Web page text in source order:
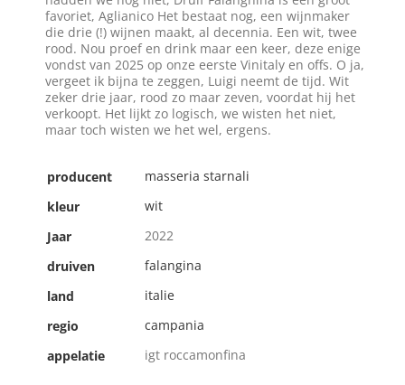
favoriet, Aglianico Het bestaat nog, een wijnmaker
die drie (!) wijnen maakt, al decennia. Een wit, twee
rood. Nou proef en drink maar een keer, deze enige
vondst van 2025 op onze eerste Vinitaly en offs. O ja,
vergeet ik bijna te zeggen, Luigi neemt de tijd. Wit
zeker drie jaar, rood zo maar zeven, voordat hij het
verkoopt. Het lijkt zo logisch, we wisten het niet,
maar toch wisten we het wel, ergens.
producent
masseria starnali
kleur
wit
Jaar
2022
druiven
falangina
land
italie
regio
campania
appelatie
igt roccamonfina